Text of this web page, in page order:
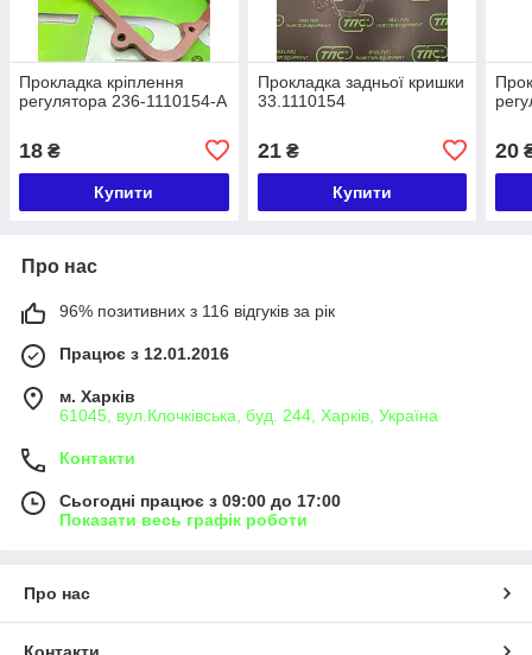
Прокладка кріплення
регулятора 236-1110154-А
18 ₴
Купити
Прокладка задньої кришки
33.1110154
21₴
Купити
20
Про нас
96% позитивних з 116 відгуків за рік
Працює з 12.01.2016
м. Харків
61045, вул.Клочківська, буд. 244, Харків, Україна
Контакти
Сьогодні працює з 09:00 до 17:00
Показати весь графік роботи
Про нас